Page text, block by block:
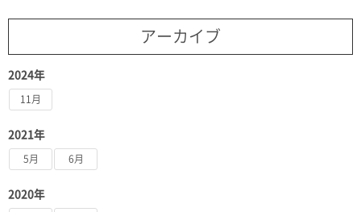
アーカイブ
2024年
11月
2021年
5月 6月
2020年